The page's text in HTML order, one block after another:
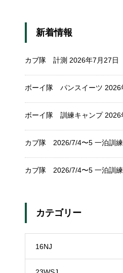
新着情報
カブ隊 計測 2026年7月27日
ボーイ隊 パンスイーツ 2026
ボーイ隊 訓練キャンプ 2026
カブ隊 2026/7/4〜5 一泊訓練
カブ隊 2026/7/4〜5 一泊訓練
カテゴリー
16NJ